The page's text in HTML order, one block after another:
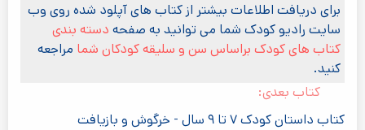
برای دریافت اطلاعات بیشتر از کتاب های آپلود شده روی وب
سایت رادیو کودک شما می توانید به صفحه دسته بندی
کتاب های کودک براساس سن و سلیقه کودکان شما مراجعه
کنید.
کتاب بعدی:
کتاب داستان کودک ۷ تا ۹ سال - خرگوش و بازیافت